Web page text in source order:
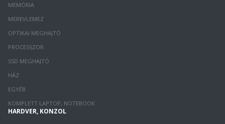
MEMÓRIA
MEREVLEMEZ
OPTIKAI MEGHAJTÓ
PROCESSZOR
SSD MEGHAJTÓ
HÁZ
EGYÉB
KOMPLETT LAPTOP, NOTEBOOK
HARDVER, KONZOL